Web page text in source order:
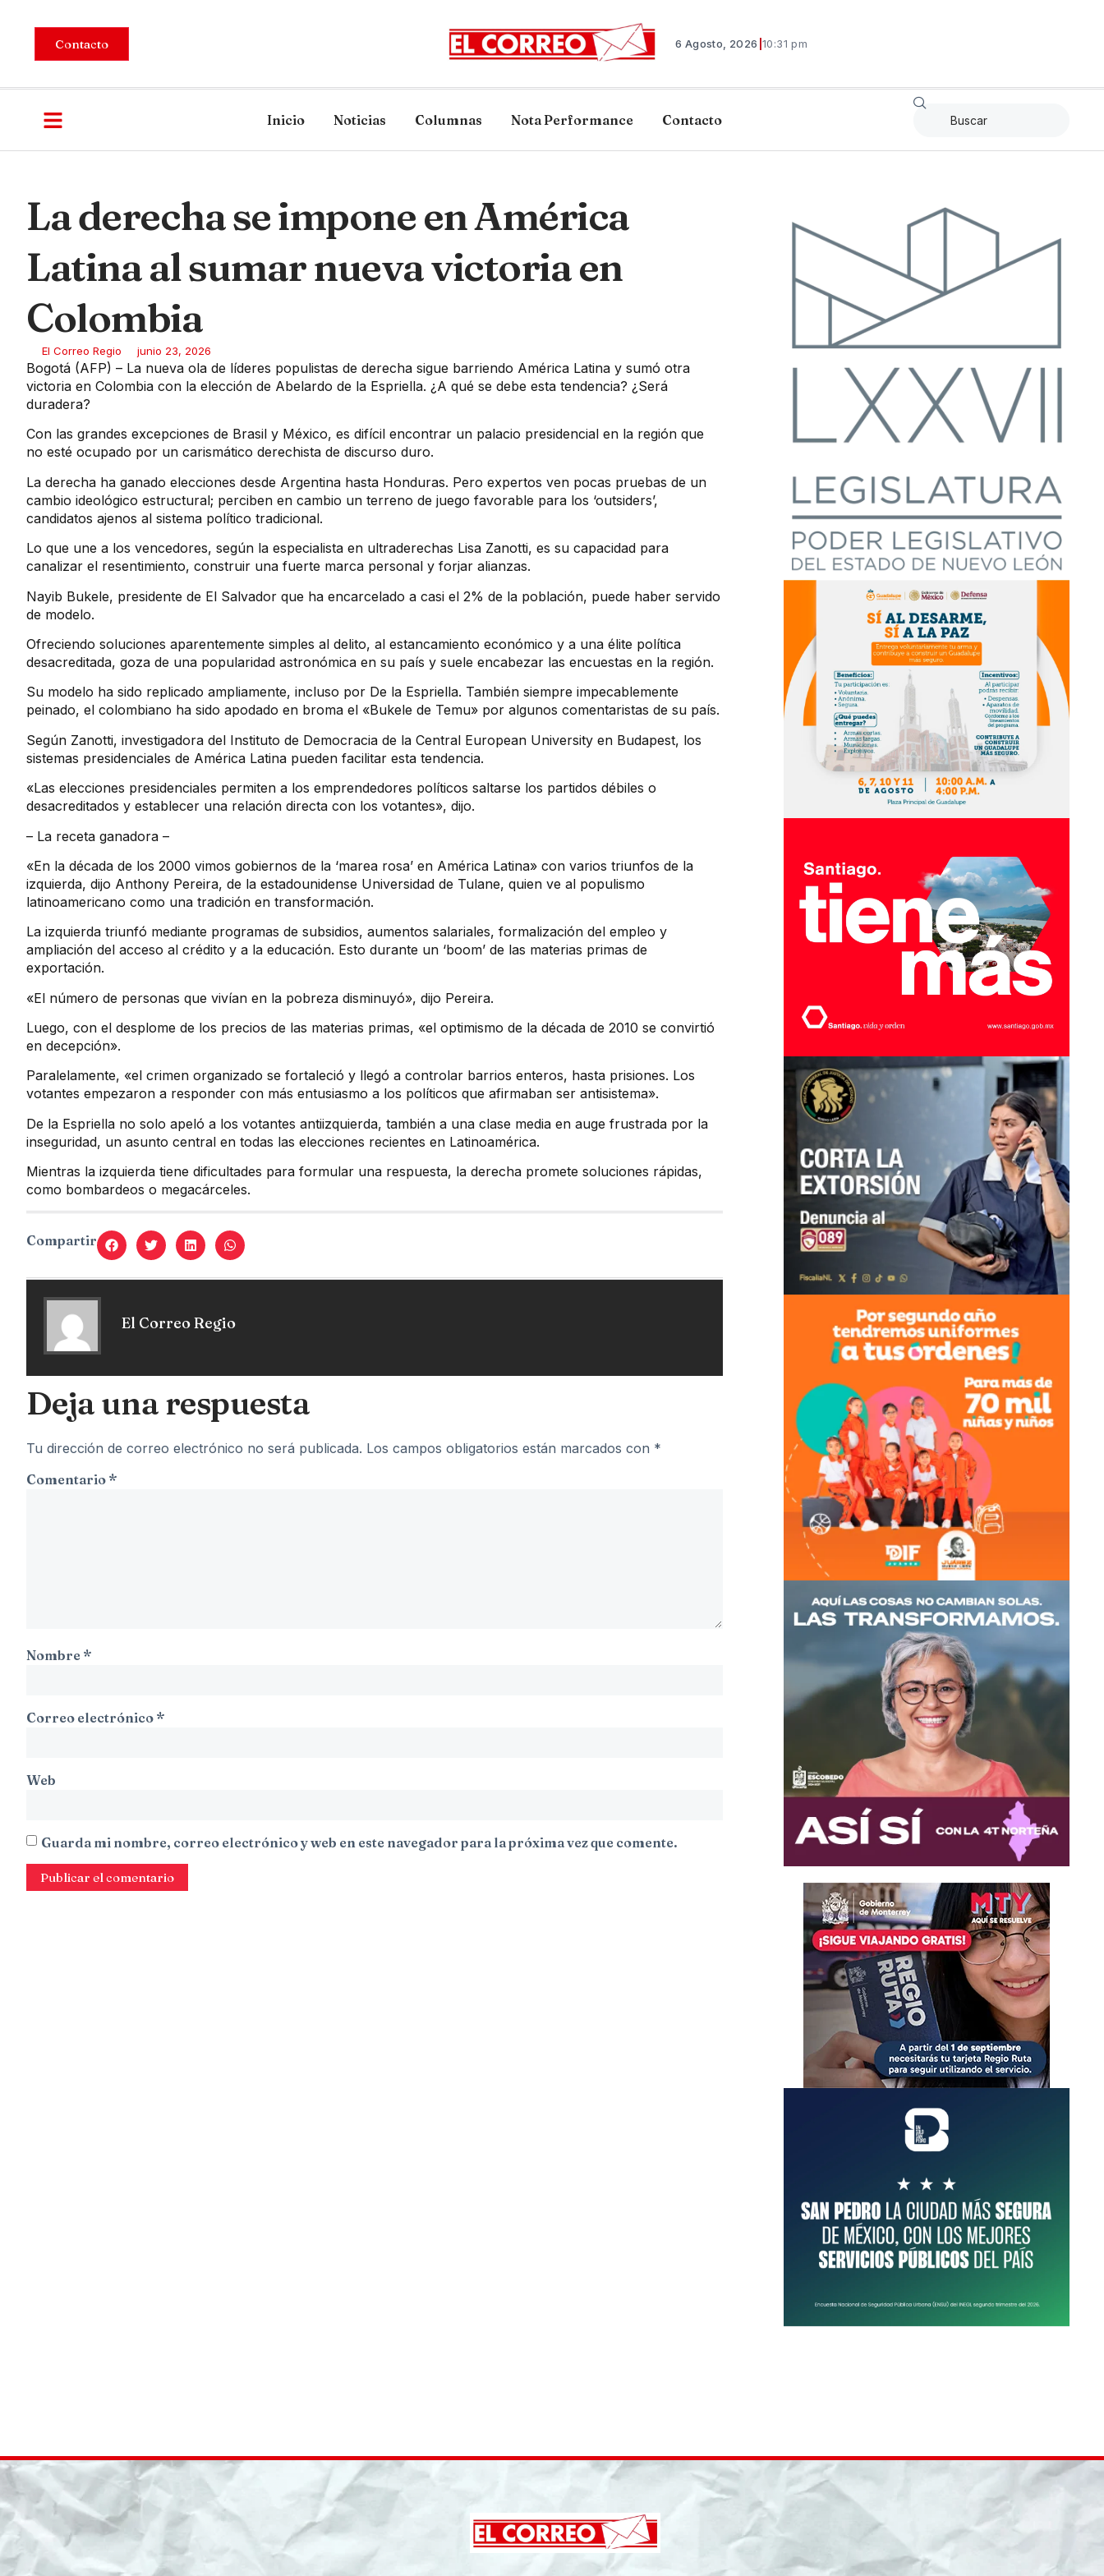
Contacto 6 Agosto, 2026 |10:31 pm
Inicio Noticias Columnas Nota Performance Contacto
La derecha se impone en América
Latina al sumar nueva victoria en
Colombia
El Correo Regio junio 23, 2026
Bogotá (AFP) – La nueva ola de líderes populistas de derecha sigue barriendo América Latina y sumó otra
victoria en Colombia con la elección de Abelardo de la Espriella. ¿A qué se debe esta tendencia? ¿Será
duradera?
Con las grandes excepciones de Brasil y México, es difícil encontrar un palacio presidencial en la región que
no esté ocupado por un carismático derechista de discurso duro.
La derecha ha ganado elecciones desde Argentina hasta Honduras. Pero expertos ven pocas pruebas de un
cambio ideológico estructural; perciben en cambio un terreno de juego favorable para los ‘outsiders’,
candidatos ajenos al sistema político tradicional.
Lo que une a los vencedores, según la especialista en ultraderechas Lisa Zanotti, es su capacidad para
canalizar el resentimiento, construir una fuerte marca personal y forjar alianzas.
Nayib Bukele, presidente de El Salvador que ha encarcelado a casi el 2% de la población, puede haber servido
de modelo.
Ofreciendo soluciones aparentemente simples al delito, al estancamiento económico y a una élite política
desacreditada, goza de una popularidad astronómica en su país y suele encabezar las encuestas en la región.
Su modelo ha sido replicado ampliamente, incluso por De la Espriella. También siempre impecablemente
peinado, el colombiano ha sido apodado en broma el «Bukele de Temu» por algunos comentaristas de su país.
Según Zanotti, investigadora del Instituto de Democracia de la Central European University en Budapest, los
sistemas presidenciales de América Latina pueden facilitar esta tendencia.
«Las elecciones presidenciales permiten a los emprendedores políticos saltarse los partidos débiles o
desacreditados y establecer una relación directa con los votantes», dijo.
– La receta ganadora –
«En la década de los 2000 vimos gobiernos de la ‘marea rosa’ en América Latina» con varios triunfos de la
izquierda, dijo Anthony Pereira, de la estadounidense Universidad de Tulane, quien ve al populismo
latinoamericano como una tradición en transformación.
La izquierda triunfó mediante programas de subsidios, aumentos salariales, formalización del empleo y
ampliación del acceso al crédito y a la educación. Esto durante un ‘boom’ de las materias primas de
exportación.
«El número de personas que vivían en la pobreza disminuyó», dijo Pereira.
Luego, con el desplome de los precios de las materias primas, «el optimismo de la década de 2010 se convirtió
en decepción».
Paralelamente, «el crimen organizado se fortaleció y llegó a controlar barrios enteros, hasta prisiones. Los
votantes empezaron a responder con más entusiasmo a los políticos que afirmaban ser antisistema».
De la Espriella no solo apeló a los votantes antiizquierda, también a una clase media en auge frustrada por la
inseguridad, un asunto central en todas las elecciones recientes en Latinoamérica.
Mientras la izquierda tiene dificultades para formular una respuesta, la derecha promete soluciones rápidas,
como bombardeos o megacárceles.
Compartir
El Correo Regio
Deja una respuesta
Tu dirección de correo electrónico no será publicada. Los campos obligatorios están marcados con *
Comentario *
Nombre *
Correo electrónico *
Web
Guarda mi nombre, correo electrónico y web en este navegador para la próxima vez que comente.